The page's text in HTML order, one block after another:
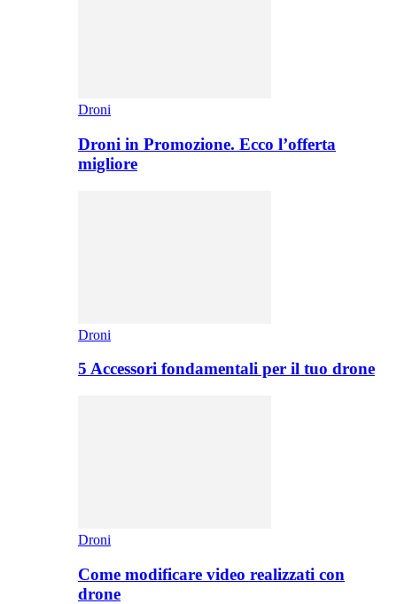
Droni
Droni in Promozione. Ecco l’offerta
migliore
Droni
5 Accessori fondamentali per il tuo drone
Droni
Come modificare video realizzati con
drone